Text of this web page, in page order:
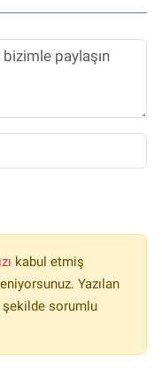
kabul etmiş
Yazılan
sorumlu